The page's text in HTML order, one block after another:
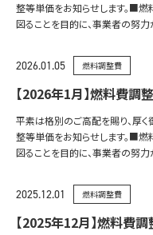
整等単価をお知らせします。■
図ることを目的に、事業者の努
2026.01.05 燃料調整費
【2026年1月】燃料費調
平素は格別のご高配を賜り、厚
整等単価をお知らせします。■
図ることを目的に、事業者の努
2025.12.01 燃料調整費
【2025年12月】燃料費